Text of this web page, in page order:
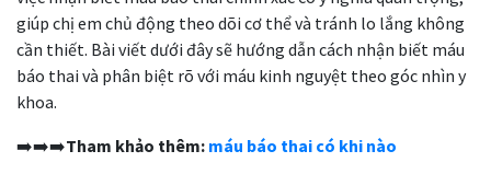
giúp chị em chủ động theo dõi cơ thể và tránh lo lắng không
cần thiết. Bài viết dưới đây sẽ hướng dẫn cách nhận biết máu
báo thai và phân biệt rõ với máu kinh nguyệt theo góc nhìn y
khoa.
➡️➡️➡️Tham khảo thêm: máu báo thai có khi nào